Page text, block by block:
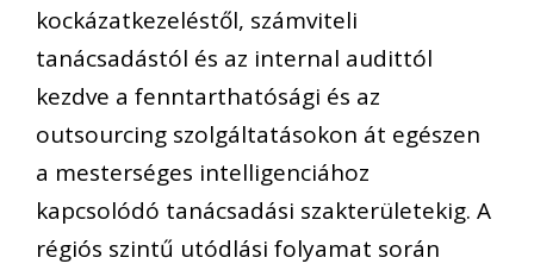
kockázatkezeléstől, számviteli
tanácsadástól és az internal audittól
kezdve a fenntarthatósági és az
outsourcing szolgáltatásokon át egészen
a mesterséges intelligenciához
kapcsolódó tanácsadási szakterületekig. A
régiós szintű utódlási folyamat során